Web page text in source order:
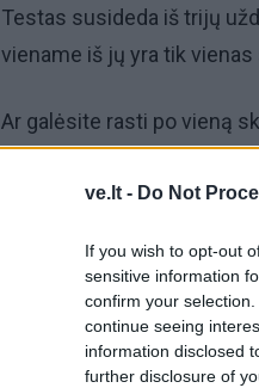
ve.lt - Do Not
If you wish to opt-out
sensitive information
confirm your
continue seeing
information disclosed
further disclosure of
Testas susideda iš trijų
viename iš jų yra tik
Ar galėsite rasti po vieną
Sėkmės!
Užduotis Nr. 1
Palyginkite tris mergaičių